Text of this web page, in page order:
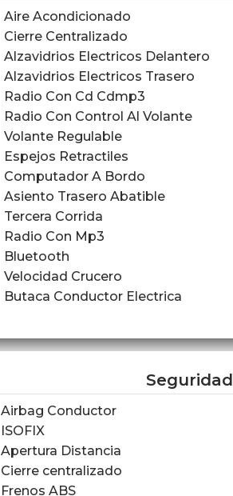
Aire Acondicionado
Cierre Centralizado
Alzavidrios Electricos Delantero
Alzavidrios Electricos Trasero
Radio Con Cd Cdmp3
Radio Con Control Al Volante
Volante Regulable
Espejos Retractiles
Computador A Bordo
Asiento Trasero Abatible
Tercera Corrida
Radio Con Mp3
Bluetooth
Velocidad Crucero
Butaca Conductor Electrica
Seguridad
Airbag Conductor
ISOFIX
Apertura Distancia
Cierre centralizado
Frenos ABS